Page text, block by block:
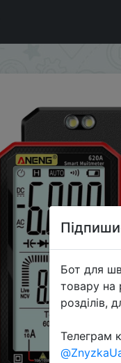
Smart
Бот для
товару на
розділів,
Телеграм